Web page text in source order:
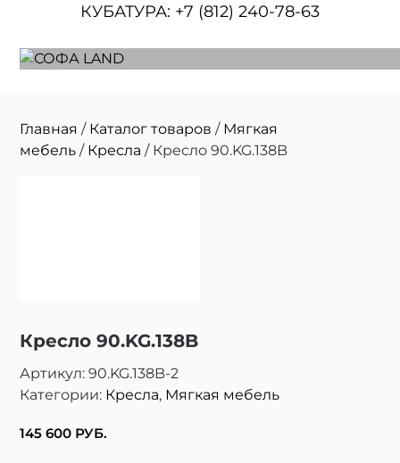
КУБАТУРА: +7 (812) 240-78-63
Главная / Каталог товаров / Мягкая
мебель / Кресла / Кресло 90.KG.138B
Кресло 90.KG.138B
Артикул:90.KG.138B-2
Категории: Кресла, Мягкая мебель
145 600 РУБ.